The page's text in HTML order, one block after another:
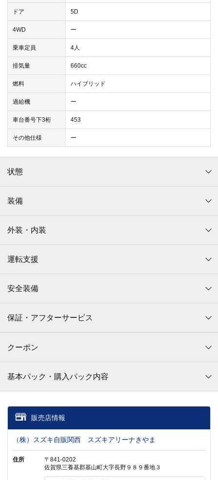
ドア 5D
4WD ー
乗車定員 4人
排気量 660cc
燃料 ハイブリッド
過給機 ー
車台番号下3桁 453
その他仕様 ー
状態
装備
外装・内装
運転支援
安全装備
保証・アフターサービス
クーポン
基本パック・購入パック内容
販売店情報
（株）スズキ自販関西 スズキアリーナきやま
住所
〒841-0202
佐賀県三養基郡基山町大字長野９８９番地３